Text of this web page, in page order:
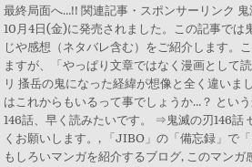
最終局面へ…!! 関連記事・スポンサーリンク
10月4日(金)に発売されました。この記事では
じや感想（ネタバレ含む）をご紹介します。
ますが、「やっぱり文章ではなく漫画として
リ 搔岳の鬼になった経緯が想像と全く違いま
はこれからもいるって事でしょうか…？ とい
146話、早く読みたいです。 ⇒鬼滅の刃146話
くお願いします。, 「JIBO」の「備忘録」で
もしろいマンガを紹介するブログ, このマン